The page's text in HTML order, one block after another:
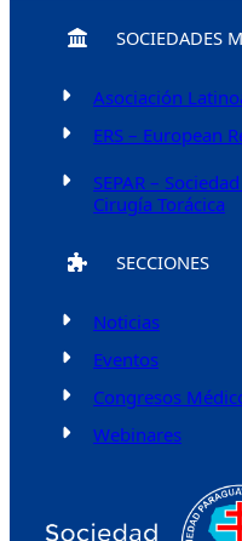
SOCIEDADES
Asociación
ERS – European
SEPAR –
Cirugía Torácica
SECCIONES
Noticias
Eventos
Congresos
Webinares